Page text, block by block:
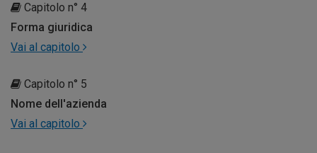
Capitolo n° 4
Forma giuridica
Vai al capitolo
Capitolo n° 5
Nome dell'azienda
Vai al capitolo